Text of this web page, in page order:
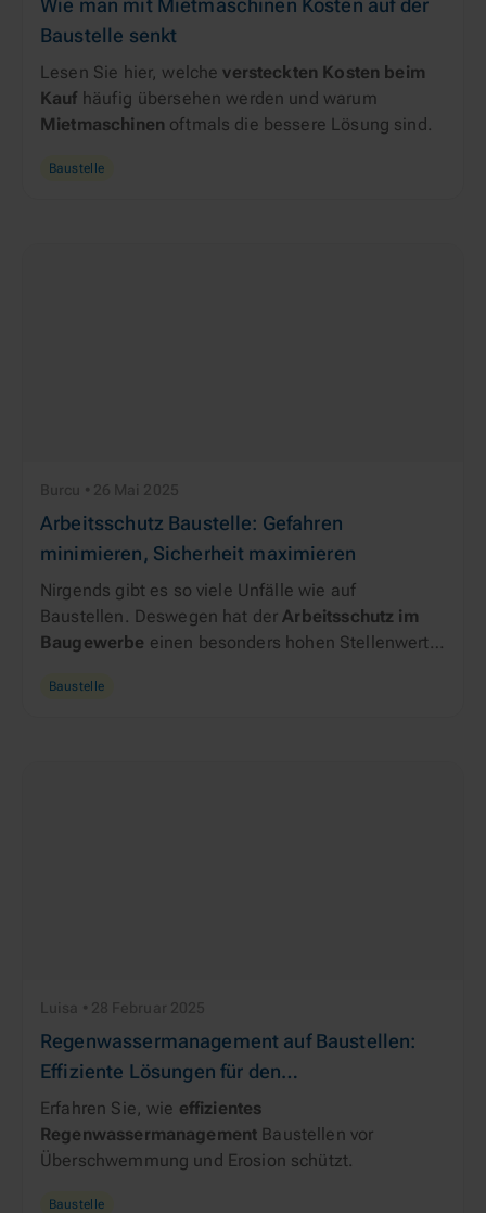
Wie man mit Mietmaschinen Kosten auf der
Baustelle senkt
Lesen Sie hier, welcheversteckten Kosten beim
Kauf häufig übersehen werden und warum
Mietmaschinen oftmals die bessere Lösung sind.
Baustelle
Burcu • 26 Mai 2025
Arbeitsschutz Baustelle: Gefahren
minimieren, Sicherheit maximieren
Nirgends gibt es so viele Unfälle wie auf
Baustellen. Deswegen hat der Arbeitsschutz im
Baugewerbe einen besonders hohen Stellenwert.
und digitalen Lösungen
Baustelle
Luisa • 28 Februar 2025
Regenwassermanagement auf Baustellen:
Effiziente Lösungen für den
Überschwemmungs- und Erosionsschutz
Erfahren Sie, wie effizientes
Regenwassermanagement Baustellen vor
Überschwemmung und Erosion schützt.
Baustelle